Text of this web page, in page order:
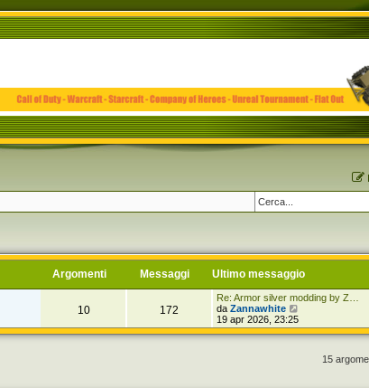
Argomenti Messaggi Ultimo messaggio
10 172
Re: Armor silver modding by Z…
da Zannawhite
d
i
19 apr 2026, 23:25
15